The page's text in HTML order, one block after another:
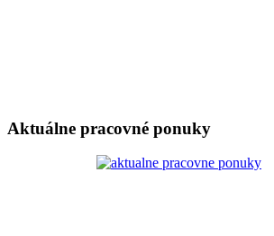
Aktuálne pracovné ponuky